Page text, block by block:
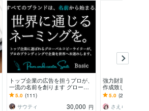
トップ企業の広告を担うプロが、
一流の名前を創ります グローバ
ルコピーライターによる「世界基
準」のネーミングを。
5.0 (111)
サウティ
30,000 円
強力財運up!戦勝
作成致します ☆
ス必須アイテム☆
前をあなたに
5.0 (219)
さえら☆